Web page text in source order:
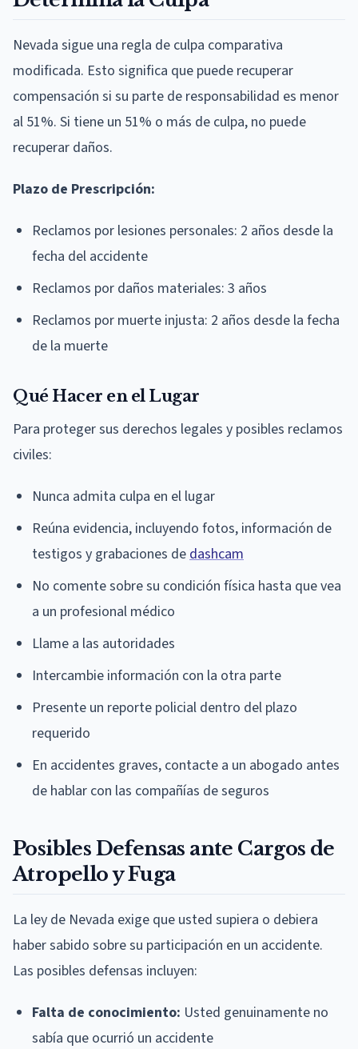
Nevada sigue una regla de culpa comparativa
modificada. Esto significa que puede recuperar
compensación si su parte de responsabilidad es menor
al 51%. Si tiene un 51% o más de culpa, no puede
recuperar daños.
Plazo de Prescripción:
Reclamos por lesiones personales: 2 años desde la
fecha del accidente
Reclamos por daños materiales: 3 años
Reclamos por muerte injusta: 2 años desde la fecha
de la muerte
Qué Hacer en el Lugar
Para proteger sus derechos legales y posibles reclamos
civiles:
Nunca admita culpa en el lugar
Reúna evidencia, incluyendo fotos, información de
testigos y grabaciones de dashcam
No comente sobre su condición física hasta que vea
a un profesional médico
Llame a las autoridades
Intercambie información con la otra parte
Presente un reporte policial dentro del plazo
requerido
En accidentes graves, contacte a un abogado antes
de hablar con las compañías de seguros
Posibles Defensas ante Cargos de
Atropello y Fuga
La ley de Nevada exige que usted supiera o debiera
haber sabido sobre su participación en un accidente.
Las posibles defensas incluyen:
Falta de conocimiento: Usted genuinamente no
sabía que ocurrió un accidente